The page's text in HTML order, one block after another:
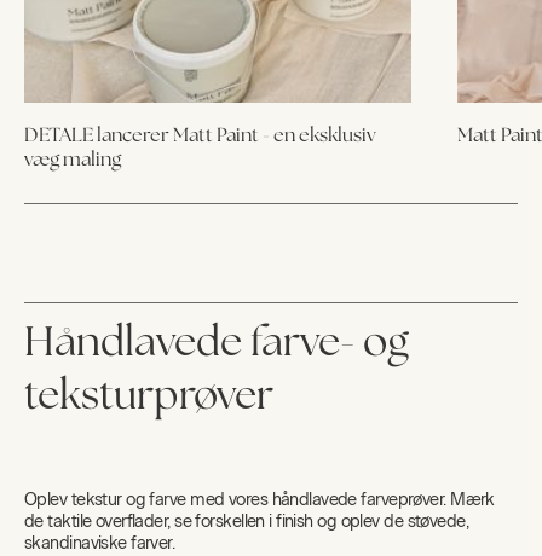
DETALE lancerer Matt Paint - en eksklusiv
væg maling
Matt
Håndlavede farve- og
teksturprøver
Oplev tekstur og farve med vores håndlavede farveprøver. Mærk
de taktile overflader, se forskellen i finish og oplev de støvede,
skandinaviske farver.